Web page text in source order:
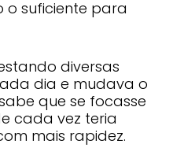
suficiente para
diversas
dia e mudava o
que se focasse
cada vez teria
mais rapidez.